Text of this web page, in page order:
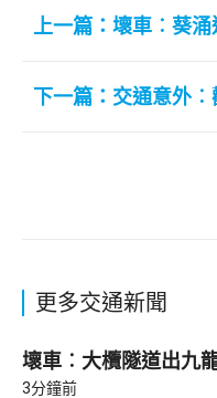
上一篇：壞車︰葵
下一篇：交通意外
更多交通新聞
壞車︰大欖隧道出九
3分鐘前